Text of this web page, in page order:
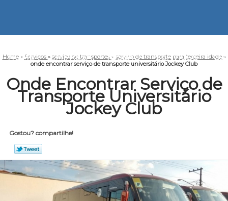
HOME EMPRESA MISSÃO SERVIÇOS
Home » Serviços » serviço de transportes » serviço de transporte para terceira idade »
onde encontrar serviço de transporte universitário Jockey Club
Onde Encontrar Serviço de
Transporte Universitário
Jockey Club
Gostou? compartilhe!